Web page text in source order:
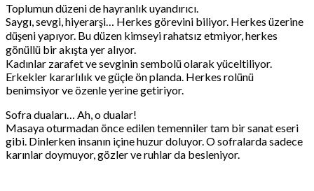
Toplumun düzeni de hayranlık uyandırıcı.
Saygı, sevgi, hiyerarşi… Herkes görevini biliyor. Herkes üzerine
düşeni yapıyor. Bu düzen kimseyi rahatsız etmiyor, herkes
gönüllü bir akışta yer alıyor.
Kadınlar zarafet ve sevginin sembolü olarak yüceltiliyor.
Erkekler kararlılık ve güçle ön planda. Herkes rolünü
benimsiyor ve özenle yerine getiriyor.
Sofra duaları… Ah, o dualar!
Masaya oturmadan önce edilen temenniler tam bir sanat eseri
gibi. Dinlerken insanın içine huzur doluyor. O sofralarda sadece
karınlar doymuyor, gözler ve ruhlar da besleniyor.